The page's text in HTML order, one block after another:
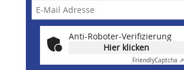
Anti-Roboter-Verifizierung
Hier klicken
FriendlyCaptcha ⇗